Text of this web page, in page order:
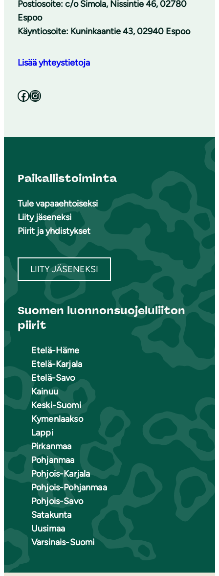
Postiosoite: c/o Simola, Nissintie 46, 02780
Espoo
Käyntiosoite: Kuninkaantie 43, 02940 Espoo
Lisää yhteystietoja
Facebook Instagram
Paikallistoiminta
Tule vapaaehtoiseksi
Liity jäseneksi
Piirit ja yhdistykset
LIITY JÄSENEKSI
Suomen luonnonsuojeluliiton
piirit
Etelä-Häme
Etelä-Karjala
Etelä-Savo
Kainuu
Keski-Suomi
Kymenlaakso
Lappi
Pirkanmaa
Pohjanmaa
Pohjois-Karjala
Pohjois-Pohjanmaa
Pohjois-Savo
Satakunta
Uusimaa
Varsinais-Suomi